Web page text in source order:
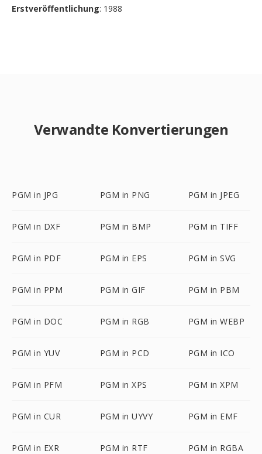
Erstveröffentlichung: 1988
Verwandte Konvertierungen
PGM in JPG PGM in PNG PGM in JPEG
PGM in DXF PGM in BMP PGM in TIFF
PGM in PDF PGM in EPS PGM in SVG
PGM in PPM PGM in GIF PGM in PBM
PGM in DOC PGM in RGB PGM in WEBP
PGM in YUV PGM in PCD PGM in ICO
PGM in PFM PGM in XPS PGM in XPM
PGM in CUR PGM in UYVY PGM in EMF
PGM in EXR PGM in RTF PGM in RGBA